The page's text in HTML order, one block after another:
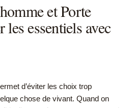
et Porte
les essentiels avec
d’éviter les choix trop
chose de vivant. Quand on